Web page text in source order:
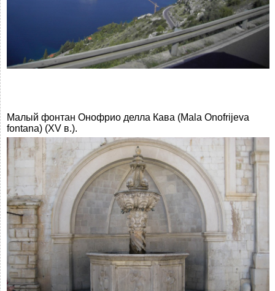
Малый фонтан Онофрио делла Кава (Mala Onofrijeva
fontana) (XV в.).